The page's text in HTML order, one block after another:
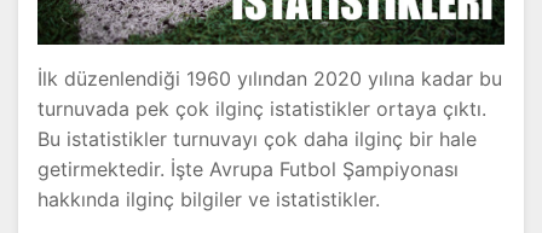
İlk düzenlendiği 1960 yılından 2020 yılına kadar bu
turnuvada pek çok ilginç istatistikler ortaya çıktı.
Bu istatistikler turnuvayı çok daha ilginç bir hale
getirmektedir. İşte Avrupa Futbol Şampiyonası
hakkında ilginç bilgiler ve istatistikler.